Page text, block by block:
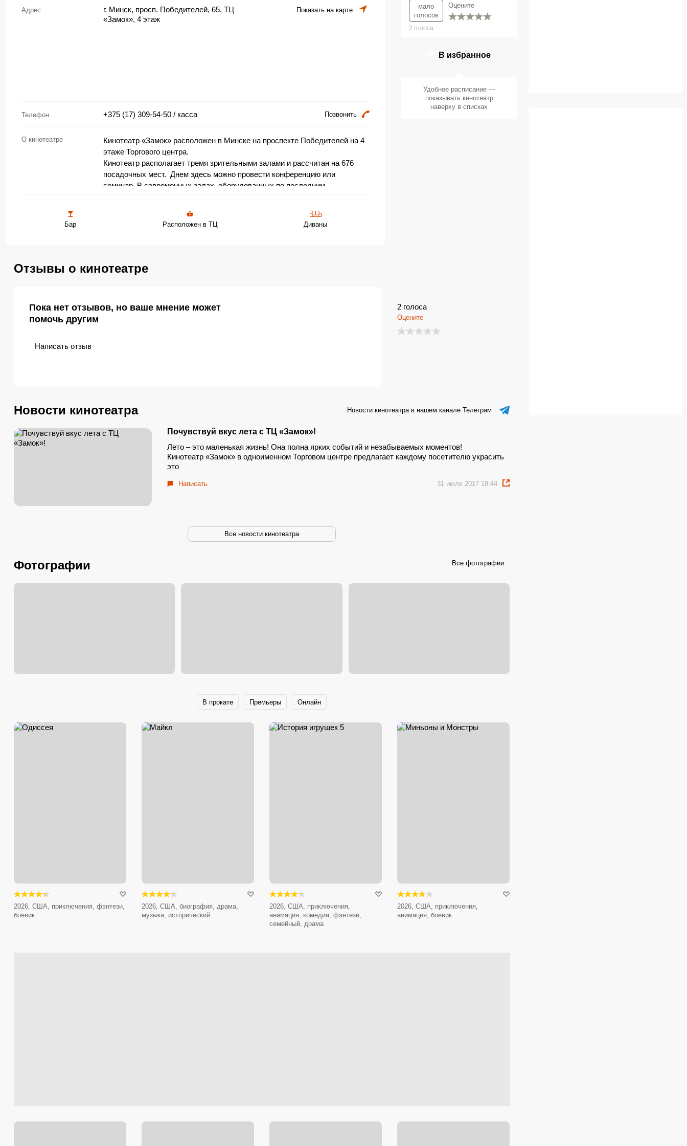
Адрес
г. Минск, просп. Победителей, 65, ТЦ
«Замок», 4 этаж
Показать на карте
Телефон +375 (17) 309-54-50 / касса Позвонить
О кинотеатре
Кинотеатр «Замок» расположен в Минске на проспекте Победителей на 4
этаже Торгового центра.
Кинотеатр располагает тремя зрительными залами и рассчитан на 676
посадочных мест. Днем здесь можно провести конференцию или
семинар. В современных залах, оборудованных по последним
удобные подлокотники с отверствием для напитков, на последних рядах
вместо кресел установлены специальные диваны «love-seats».
Бар Расположен в ТЦ Диваны
мало
голосов
Оцените
2 голоса
В избранное
Удобное расписание —
показывать кинотеатр
наверху в списках
Отзывы о кинотеатре
Пока нет отзывов, но ваше мнение может
помочь другим
Написать отзыв
2голоса
Оцените
Новости кинотеатра Новости кинотеатра в нашем канале Телеграм
Почувствуй вкус лета с ТЦ «Замок»!
Лето – это маленькая жизнь! Она полна ярких событий и незабываемых моментов!
Кинотеатр «Замок» в одноименном Торговом центре предлагает каждому посетителю украсить
это
Написать 31 июля 2017 18:44
Все новости кинотеатра
Фотографии Все фотографии
В прокате Премьеры Онлайн
2026, США, приключения, фэнтези,
боевик
2026, США, биография, драма,
музыка, исторический
2026, США, приключения,
анимация, комедия, фэнтези,
семейный, драма
2026, США, приключения,
анимация, боевик